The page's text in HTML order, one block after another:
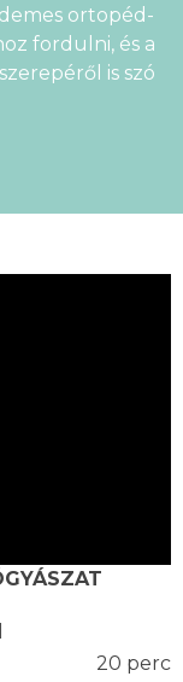
ortopéd-
fordulni, és a
is szó
20 perc